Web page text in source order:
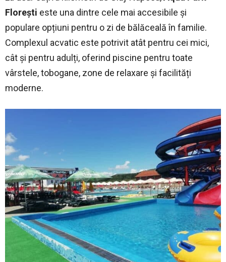
Florești este una dintre cele mai accesibile și
populare opțiuni pentru o zi de bălăceală în familie.
Complexul acvatic este potrivit atât pentru cei mici,
cât și pentru adulți, oferind piscine pentru toate
vârstele, tobogane, zone de relaxare și facilități
moderne.